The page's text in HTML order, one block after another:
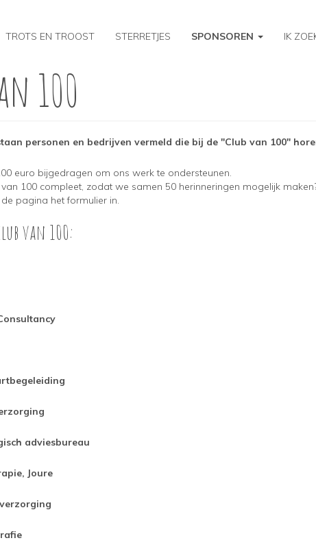
TROTS EN TROOST STERRETJES SPONSOREN IK
100
personen en bedrijven vermeld die bij de "Club van 100"
euro bijgedragen om ons werk te ondersteunen.
100 compleet, zodat we samen 50 herinneringen mogelijk
pagina het formulier in.
van 100:
adviesbureau
Joure